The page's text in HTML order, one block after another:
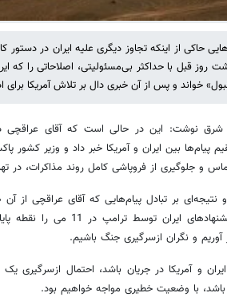
حاکی از اینکه تجاوز دیگری علیه ایران در دستور
قبل با حداکثر بی‌مسئولیتی، اصلاحاتی را که
خواند و پس از آن خبری دال بر تلاش آمریکا برای
شرق نوشت: این در حالی است که آقای
پیام‌ها بین ایران و آمریکا خبر داد و وزیر کشور
و جلوگیری از فروپاشی کامل روند مذاکرات، در
نتیجه‌ای بر تبادل پیام‌هایی که آقای عراقچی از
مترتب نشود، می‌توانیم رد
و نگران ازسرگیری جنگ باشیم.
ایران و آمریکا در جریان باشد، احتمال ازسرگیری
با وضعیت خطیری مواجه خواهیم بود.